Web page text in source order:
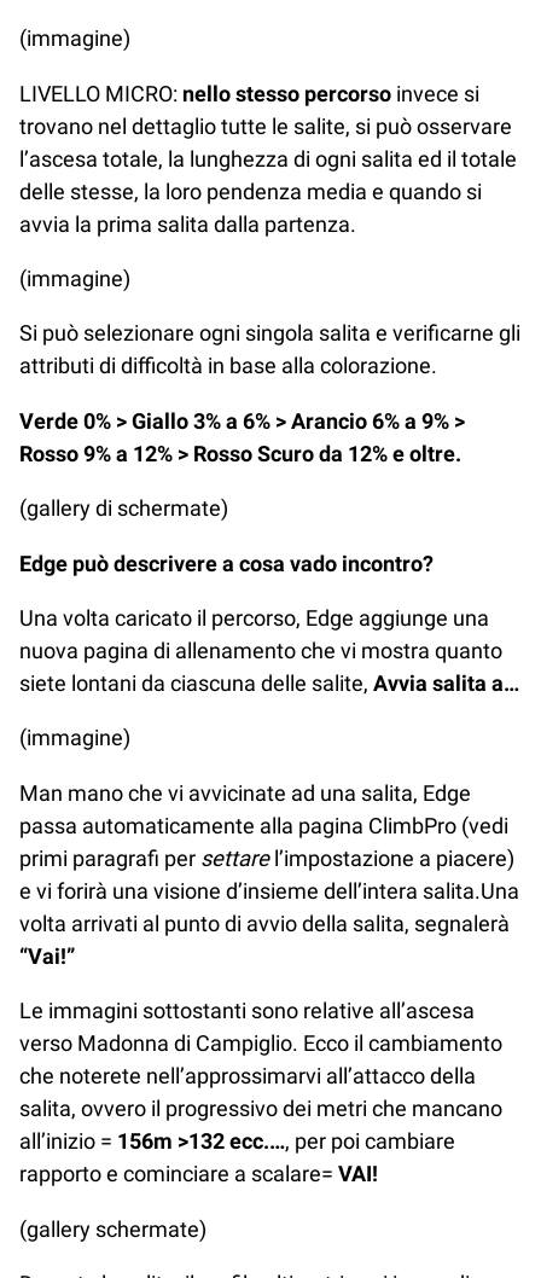
(immagine)
LIVELLO MICRO: nello stesso percorso invece si
trovano nel dettaglio tutte le salite, si può osservare
l’ascesa totale, la lunghezza di ogni salita ed il totale
delle stesse, la loro pendenza media e quando si
avvia la prima salita dalla partenza.
(immagine)
Si può selezionare ogni singola salita e verificarne gli
attributi di difficoltà in base alla colorazione.
Verde 0% > Giallo 3% a 6% > Arancio 6% a 9% >
Rosso 9% a 12% > Rosso Scuro da 12% e oltre.
(gallery di schermate)
Edge può descrivere a cosa vado incontro?
Una volta caricato il percorso, Edge aggiunge una
nuova pagina di allenamento che vi mostra quanto
siete lontani da ciascuna delle salite, Avvia salita a…
(immagine)
Man mano che vi avvicinate ad una salita, Edge
passa automaticamente alla pagina ClimbPro (vedi
primi paragrafi per settarel’impostazione a piacere)
e vi forirà una visione d’insieme dell’intera salita.Una
volta arrivati al punto di avvio della salita, segnalerà
“Vai!”
Le immagini sottostanti sono relative all’ascesa
verso Madonna di Campiglio. Ecco il cambiamento
che noterete nell’approssimarvi all’attacco della
salita, ovvero il progressivo dei metri che mancano
all’inizio = 156m >132 ecc.…, per poi cambiare
rapporto e cominciare a scalare= VAI!
(gallery schermate)